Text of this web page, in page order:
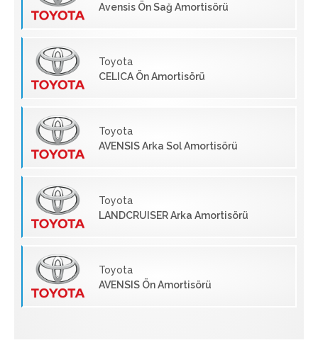
Avensis Ön Sağ Amortisörü
Toyota
CELICA Ön Amortisörü
Toyota
AVENSIS Arka Sol Amortisörü
Toyota
LANDCRUISER Arka Amortisörü
Toyota
AVENSIS Ön Amortisörü